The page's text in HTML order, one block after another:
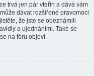
trvá jen pár vteřin a dává vám
dávat rozšířené pravomoci
že jste se obeznámili
a ujednáními. Také se
na fóru objeví.